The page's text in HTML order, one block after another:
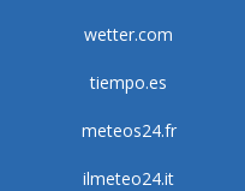
wetter.com
tiempo.es
meteos24.fr
ilmeteo24.it